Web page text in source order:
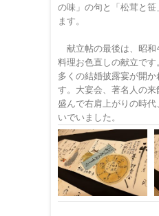
の味」の句と「松茸と
ます。
献立帖の最後は、昭和
料理お色直しの献立で
多くの結婚披露宴が開
す。大宴会、著名人の
盛んで右肩上がりの時
いでいました。